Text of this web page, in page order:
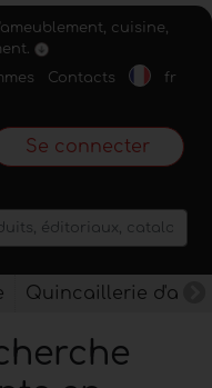
cuisine,
Contacts fr
Se connecter
Quincaillerie